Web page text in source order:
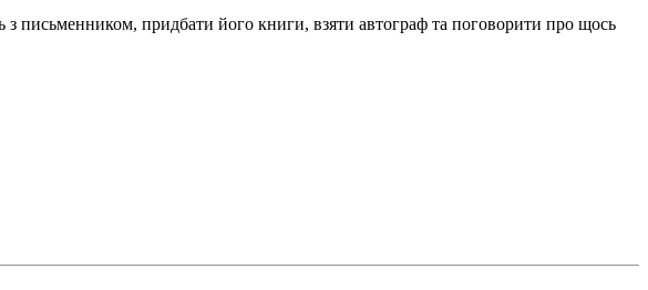
письменником, придбати його книги, взяти автограф та поговорити про щось